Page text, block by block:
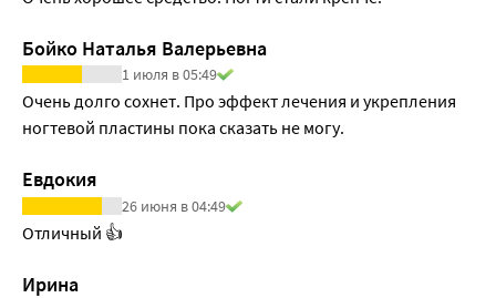
крошения.Активные компоненты усиливают
механическую прочность кончиков ногтей.
Структура ногтей становится однородной и
натуральной.
Бойко Наталья Валерьевна
1 июля в 05:49
Очень долго сохнет. Про эффект лечения и укрепления
ногтевой пластины пока сказать не могу.
Евдокия
26 июня в 04:49
Отличный 👍
Ирина